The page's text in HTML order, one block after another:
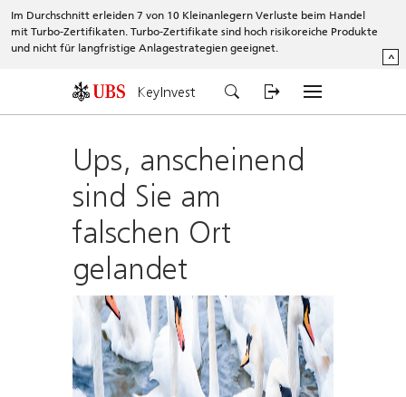
Im Durchschnitt erleiden 7 von 10 Kleinanlegern Verluste beim Handel
mit Turbo-Zertifikaten. Turbo-Zertifikate sind hoch risikoreiche Produkte
und nicht für langfristige Anlagestrategien geeignet.
^
KeyInvest
Ups, anscheinend
sind Sie am
falschen Ort
gelandet